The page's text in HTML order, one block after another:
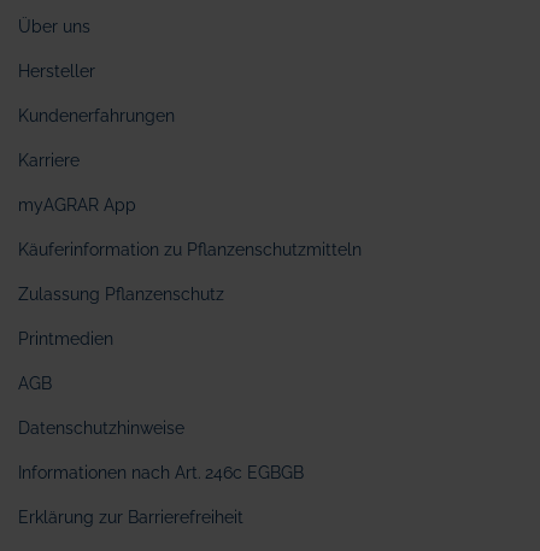
Über uns
Hersteller
Kundenerfahrungen
Karriere
myAGRAR App
Käuferinformation zu Pflanzenschutzmitteln
Zulassung Pflanzenschutz
Printmedien
AGB
Datenschutzhinweise
Informationen nach Art. 246c EGBGB
Erklärung zur Barrierefreiheit